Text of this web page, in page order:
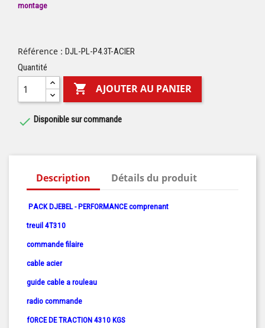
montage
Référence : DJL-PL-P4.3T-ACIER
Quantité
 AJOUTER AU PANIER
 Disponible sur commande
Description Détails du produit
PACK DJEBEL - PERFORMANCE comprenant
treuil 4T310
commande filaire
cable acier
guide cable a rouleau
radio commande
fORCE DE TRACTION 4310 KGS